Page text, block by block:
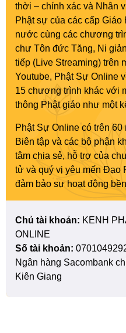
thời – chính xác và Nhân
Phật sự của các cấp Giáo
nước cùng các chương
chư Tôn đức Tăng, Ni
tiếp (Live Streaming) trên
Youtube, Phật Sự Online
15 chương trình khác với
thông Phật giáo như một
Phật Sự Online có trên
Biên tập và các bộ phận
tâm chia sẻ, hỗ trợ của
tử và quý vị yêu mến Đạo
đảm bảo sự hoạt động
Chủ tài khoản: KENH
ONLINE
Số tài khoản:
Ngân hàng Sacombank
Kiên Giang